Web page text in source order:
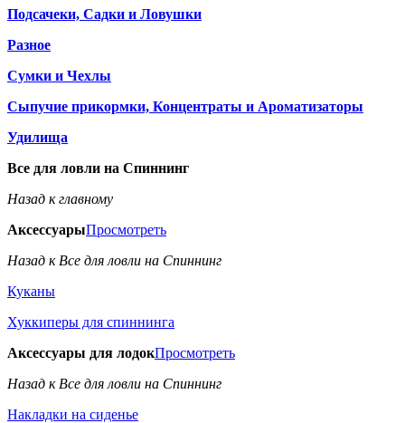
Подсачеки, Садки и Ловушки
Разное
Сумки и Чехлы
Сыпучие прикормки, Концентраты и Ароматизаторы
Удилища
Все для ловли на Спиннинг
Назад к главному
АксессуарыПросмотреть
Назад к Все для ловли на Спиннинг
Куканы
Хуккиперы для спиннинга
Аксессуары для лодокПросмотреть
Назад к Все для ловли на Спиннинг
Накладки на сиденье